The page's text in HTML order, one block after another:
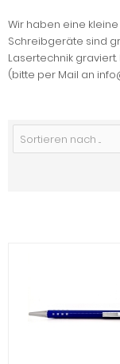
Wir haben eine
Schreibgeräte sind
Lasertechnik
(bitte per Mail an
Sortieren nach ...